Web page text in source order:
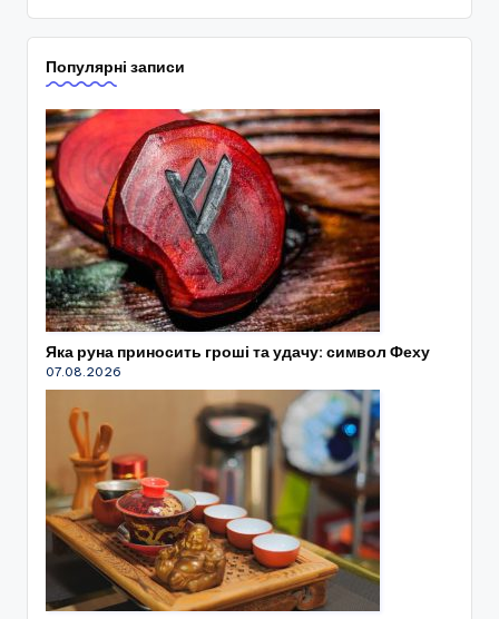
Популярні записи
Яка руна приносить гроші та удачу: символ Феху
07.08.2026